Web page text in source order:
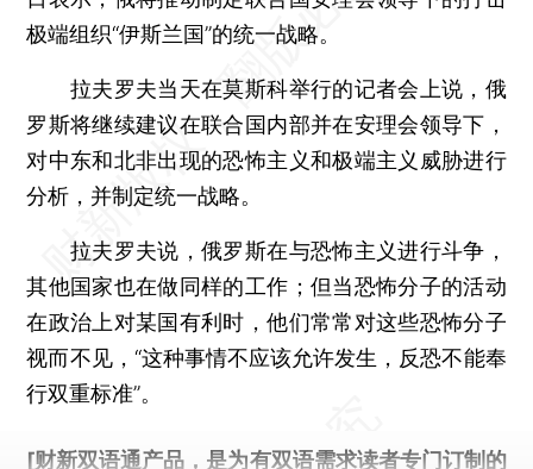
极端组织“伊斯兰国”的统一战略。
拉夫罗夫当天在莫斯科举行的记者会上说，俄
罗斯将继续建议在联合国内部并在安理会领导下，
对中东和北非出现的恐怖主义和极端主义威胁进行
分析，并制定统一战略。
拉夫罗夫说，俄罗斯在与恐怖主义进行斗争，
其他国家也在做同样的工作；但当恐怖分子的活动
在政治上对某国有利时，他们常常对这些恐怖分子
视而不见，“这种事情不应该允许发生，反恐不能奉
行双重标准”。
[财新双语通产品，是为有双语需求读者专门订制的